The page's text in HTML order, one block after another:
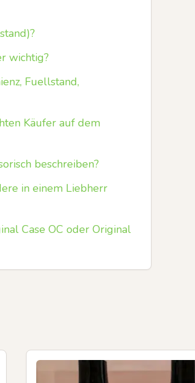
wichtig?
Fuellstand,
Käufer auf dem
beschreiben?
in einem Liebherr
Case OC oder Original